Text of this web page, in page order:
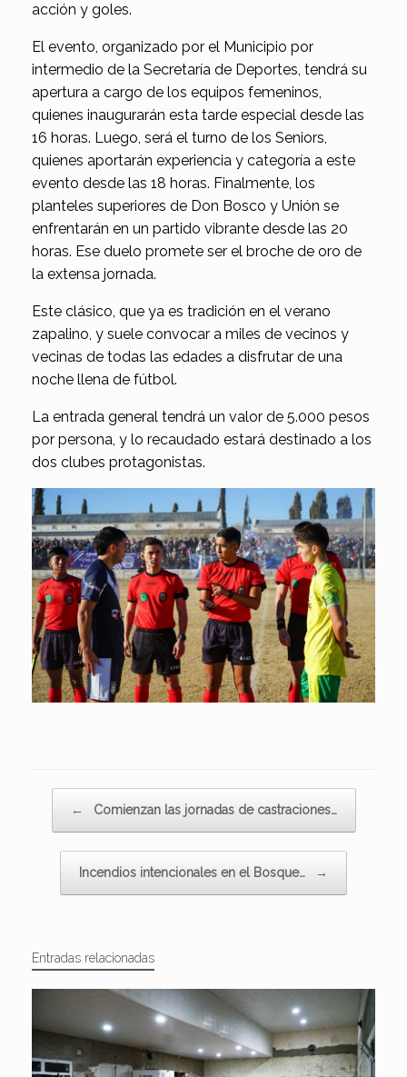
acción y goles.
El evento, organizado por el Municipio por
intermedio de la Secretaría de Deportes, tendrá su
apertura a cargo de los equipos femeninos,
quienes inaugurarán esta tarde especial desde las
16 horas. Luego, será el turno de los Seniors,
quienes aportarán experiencia y categoría a este
evento desde las 18 horas. Finalmente, los
planteles superiores de Don Bosco y Unión se
enfrentarán en un partido vibrante desde las 20
horas. Ese duelo promete ser el broche de oro de
la extensa jornada.
Este clásico, que ya es tradición en el verano
zapalino, y suele convocar a miles de vecinos y
vecinas de todas las edades a disfrutar de una
noche llena de fútbol.
La entrada general tendrá un valor de 5.000 pesos
por persona, y lo recaudado estará destinado a los
dos clubes protagonistas.
← Comienzan las jornadas de castraciones…
Incendios intencionales en el Bosque… →
Entradas relacionadas